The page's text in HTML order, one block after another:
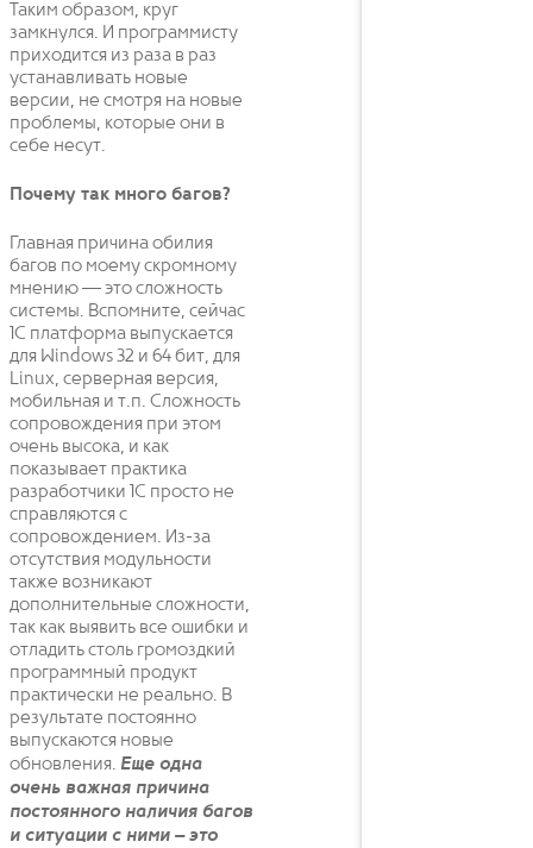
Таким образом, круг
замкнулся. И программисту
приходится из раза в раз
устанавливать новые
версии, не смотря на новые
проблемы, которые они в
себе несут.
Почему так много багов?
Главная причина обилия
багов по моему скромному
мнению — это сложность
системы. Вспомните, сейчас
1С платформа выпускается
для Windows 32 и 64 бит, для
Linux, серверная версия,
мобильная и т.п. Сложность
сопровождения при этом
очень высока, и как
показывает практика
разработчики 1С просто не
справляются с
сопровождением. Из-за
отсутствия модульности
также возникают
дополнительные сложности,
так как выявить все ошибки и
отладить столь громоздкий
программный продукт
практически не реально. В
результате постоянно
выпускаются новые
обновления. Еще одна
очень важная причина
постоянного наличия багов
и ситуации с ними – это